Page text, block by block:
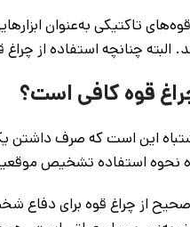
قوه‌های تاکتیکی به‌عنوان
البته چنانچه استفاده از
قوه کافی است؟
این است که صرف داشتن
نحوه استفاده تشخیص
از چراغ قوه برای دفاع